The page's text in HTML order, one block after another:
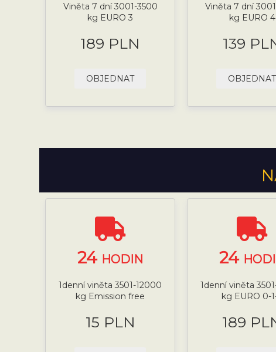
Viněta 7 dní 3001-3500
kg EURO 3
189 PLN
OBJEDNAT
Viněta 7 dní
kg EURO 4
139
OBJEDNAT
24 HODIN
1denní viněta 3501-12000
kg Emission free
15 PLN
24
1denní viněta
kg EURO 0-
189